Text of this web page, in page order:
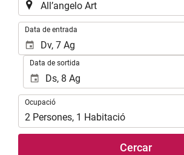
Data de entrada
Data de sortida
Ocupació
Ocupació
2 Persones, 1 Habitació
Cercar